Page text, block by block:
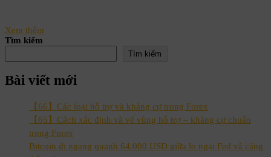
Xem thêm
Tìm kiếm
Tìm kiếm
Bài viết mới
【66】Các loại hỗ trợ và kháng cự trong Forex
【65】Cách xác định và vẽ vùng hỗ trợ – kháng cự chuẩn
trong Forex
Bitcoin đi ngang quanh 64.000 USD giữa lo ngại Fed và căng